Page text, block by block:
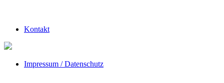
Kontakt
Impressum / Datenschutz